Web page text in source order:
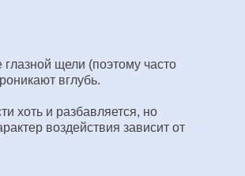
щели (поэтому часто
вглубь.
хоть и разбавляется, но
воздействия зависит от